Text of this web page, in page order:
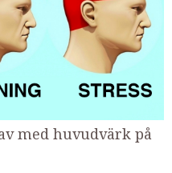
med huvudvärk på